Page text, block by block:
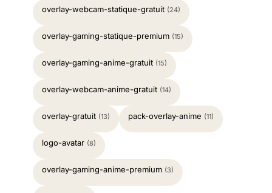
overlay-webcam-statique-gratuit (24)
overlay-gaming-statique-premium (15)
overlay-gaming-anime-gratuit (15)
overlay-webcam-anime-gratuit (14)
overlay-gratuit (13) pack-overlay-anime (11)
logo-avatar (8)
overlay-gaming-anime-premium (3)